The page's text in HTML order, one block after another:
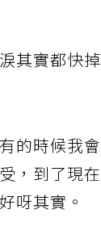
其實都快掉
的時候我會
，到了現在
呀其實。